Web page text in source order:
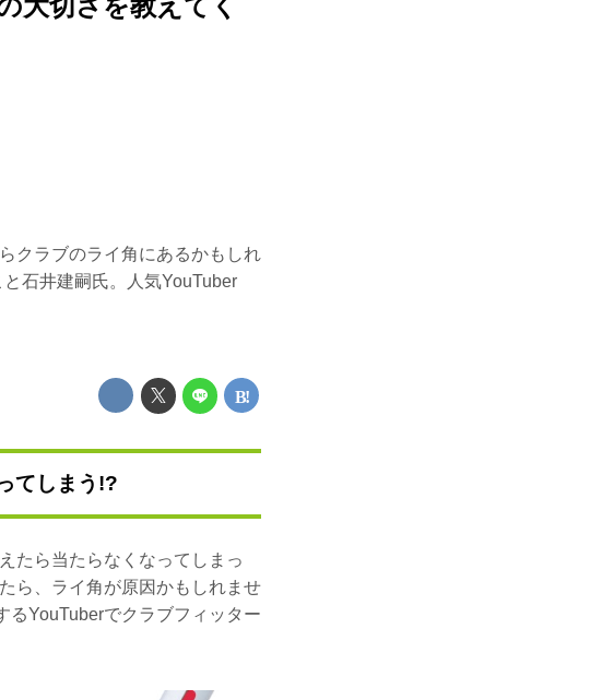
クラブのライ角にあるかもしれ
石井建嗣氏。人気YouTuber
てしまう!?
たら当たらなくなってしまっ
ら、ライ角が原因かもしれませ
るYouTuberでクラブフィッター